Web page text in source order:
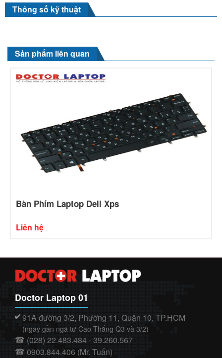
Thông số kỹ thuật
Sản phẩm liên quan
Bàn Phím Laptop Dell Xps
Liên hệ
Doctor Laptop 01
✔️ 91A đường 3/2, Phường 11, Quận 10, TP.HCM
(ngay gần ngã tư Cao Thắng Q3 và 3/2)
☎ (028) 22.483.484 - 39.260.567
☎ 0903.844.406 (Mr. Tuấn)